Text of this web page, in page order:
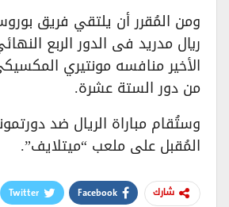
ومن المُقرر أن يلتقي فريق
ريال مدريد فى الدور الربع
من دور الستة عشرة.
وستُقام مباراة الريال ضد
المُقبل على ملعب “ميتلايف”.
شارك Facebook
Twitter